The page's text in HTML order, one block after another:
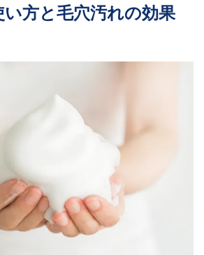
い方と毛穴汚れの効果